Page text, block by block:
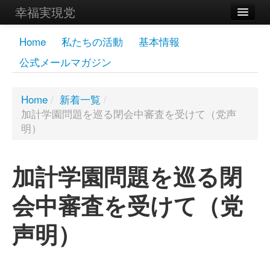
幸福実現党
メンバーズページ
党員
お問い合わせ
Home 私たちの活動
基本情報
公式メールマガジン
Home / 新着一覧 /
加計学園問題を巡る閉会中審査を受けて（党声
明）
加計学園問題を巡る閉
会中審査を受けて（党
声明）